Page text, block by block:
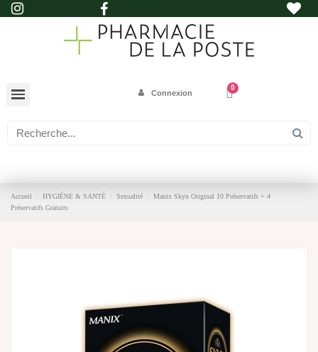
Connexion
Accueil HYGIÈNE & SANTÉ Sexualité
Manix Skyn Original 10 Préservatifs + 4
Préservatifs Gratuits